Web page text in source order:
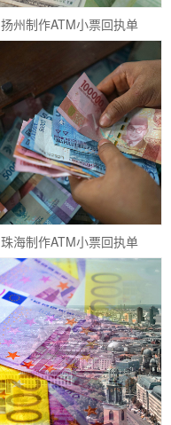
扬州制作ATM小票回执单
珠海制作ATM小票回执单